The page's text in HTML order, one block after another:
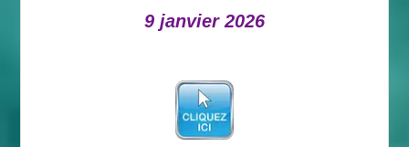
9 janvier 2026